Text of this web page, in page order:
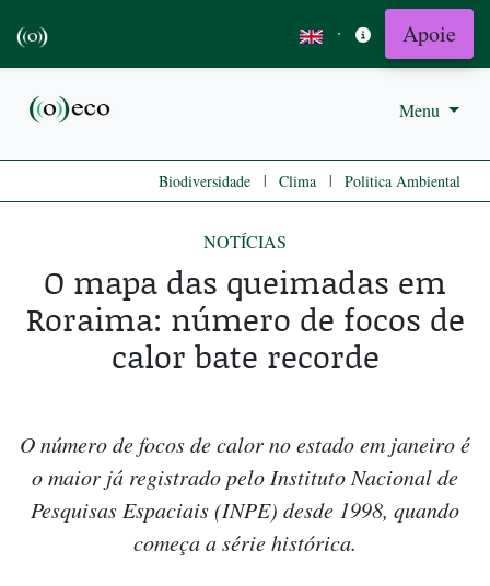
· Apoie
Menu
Biodiversidade | Clima | Politica Ambiental
NOTÍCIAS
O mapa das queimadas em
Roraima: número de focos de
calor bate recorde
O número de focos de calor no estado em janeiro é
o maior já registrado pelo Instituto Nacional de
Pesquisas Espaciais (INPE) desde 1998, quando
começa a série histórica.